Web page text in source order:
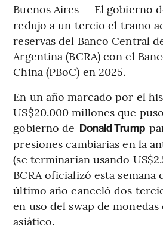
Buenos Aires — El gobierno
redujo a un tercio el tramo
reservas del Banco Central
Argentina (BCRA) con el
China (PBoC) en 2025.
En un año marcado por el
US$20.000 millones que
gobierno de Donald Trump
presiones cambiarias en la
(se terminarían usando
BCRA oficializó esta semana
último año canceló dos
en uso del swap de
asiático.